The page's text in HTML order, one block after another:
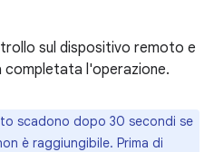
sul dispositivo remoto e
l'operazione.
scadono dopo 30 secondi se
è raggiungibile. Prima di